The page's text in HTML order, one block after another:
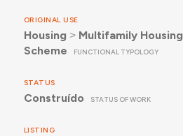
ORIGINAL USE
Housing ˃ Multifamily Housing
Scheme
FUNCTIONAL TYPOLOGY
STATUS
Construído STATUS OF WORK
LISTING